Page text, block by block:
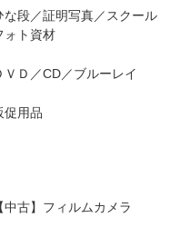
な段／証明写真／スクール
ォト資材
ＶＤ／CD／ブルーレイ
促用品
中古】フィルムカメラ